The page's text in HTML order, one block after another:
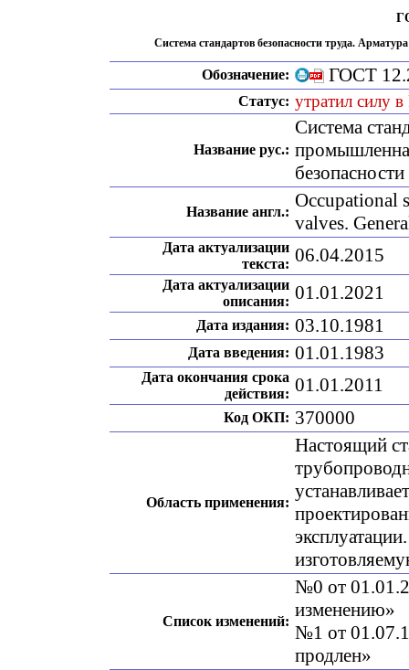
Система стандартов безопасности труда.
Обозначение: ГОСТ
Статус: утратил силу
Название рус.:
Система
безопасности
Название англ.:
Occupational
valves.
Дата актуализации
текста: 06.04.2015
Дата актуализации
описания: 01.01.2021
Дата издания: 03.10.1981
Дата введения: 01.01.1983
Дата окончания срока
действия: 01.01.2011
Код ОКП: 370000
Область применения:
Настоящий
Список изменений:
№0 от
изменению»
№1 от
продлен»